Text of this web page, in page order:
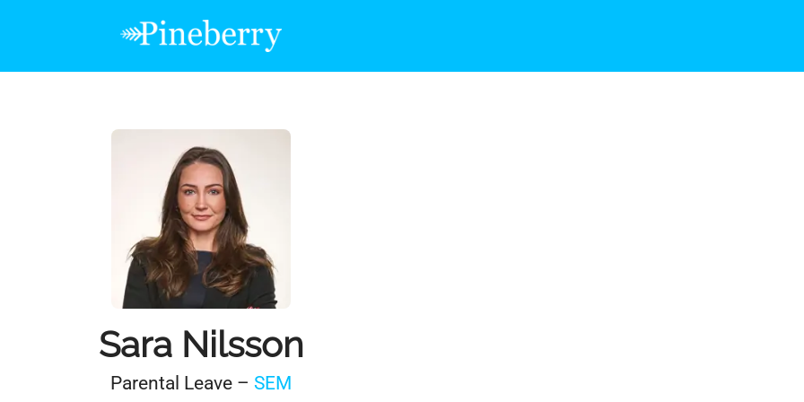
Sara Nilsson
Parental Leave – SEM